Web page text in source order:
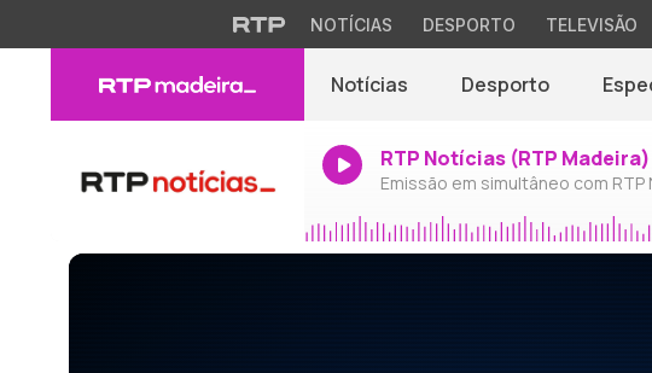
NOTÍCIAS DESPORTO TELEVISÃO
Notícias Desporto
RTP Notícias (RTP Madeira)
Emissão em simultâneo com RTP